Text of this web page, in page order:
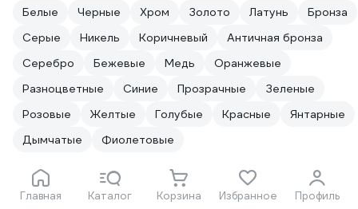
Главная Каталог Корзина Избранное Профиль
Белые Черные Хром Золото Латунь
Бронза
Серые
Никель Коричневый
Античная бронза
Серебро
Бежевые Медь
Оранжевые
Разноцветные
Синие Прозрачные
Зеленые
Розовые
Желтые Голубые Красные
Янтарные
Дымчатые
Фиолетовые
По стилю